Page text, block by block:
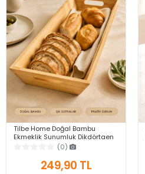
Tilbe Home Doğal Bambu
Ekmeklik Sunumluk Dikdörtgen
Kahvaltı ve Servis Sepeti
(0)
249,90 TL